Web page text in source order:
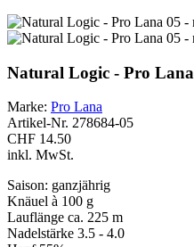
Natural Logic - Pro Lana
Marke: Pro Lana
Artikel-Nr. 278684-05
CHF 14.50
inkl. MwSt.
Saison: ganzjährig
Knäuel à 100 g
Lauflänge ca. 225 m
Nadelstärke 3.5 - 4.0